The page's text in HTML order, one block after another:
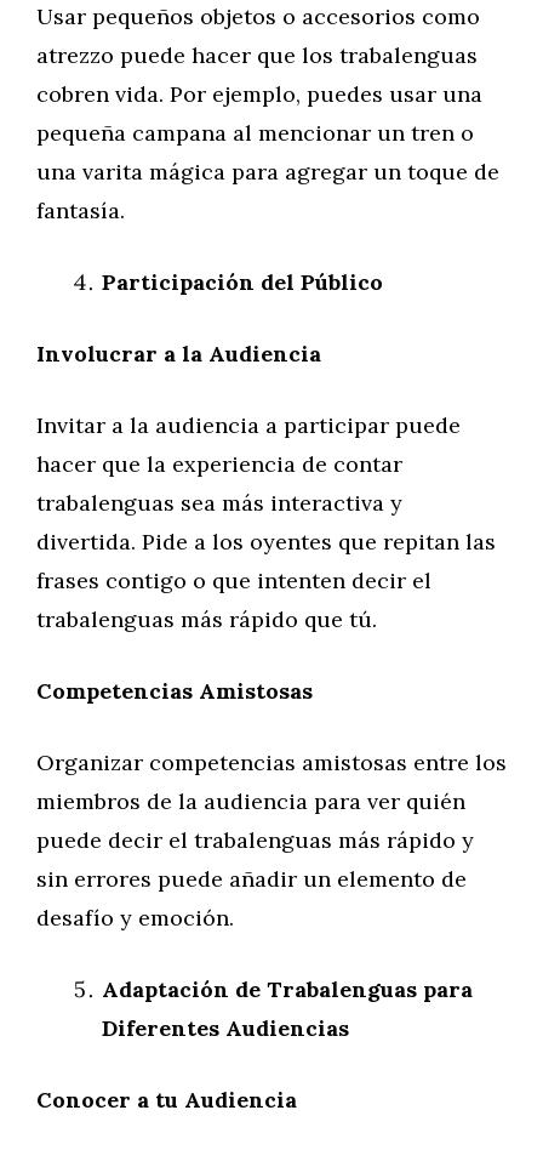
Usar pequeños objetos o accesorios como
atrezzo puede hacer que los trabalenguas
cobren vida. Por ejemplo, puedes usar una
pequeña campana al mencionar un tren o
una varita mágica para agregar un toque de
fantasía.
Participación del Público
Involucrar a la Audiencia
Invitar a la audiencia a participar puede
hacer que la experiencia de contar
trabalenguas sea más interactiva y
divertida. Pide a los oyentes que repitan las
frases contigo o que intenten decir el
trabalenguas más rápido que tú.
Competencias Amistosas
Organizar competencias amistosas entre los
miembros de la audiencia para ver quién
puede decir el trabalenguas más rápido y
sin errores puede añadir un elemento de
desafío y emoción.
Adaptación de Trabalenguas para
Diferentes Audiencias
Conocer a tu Audiencia